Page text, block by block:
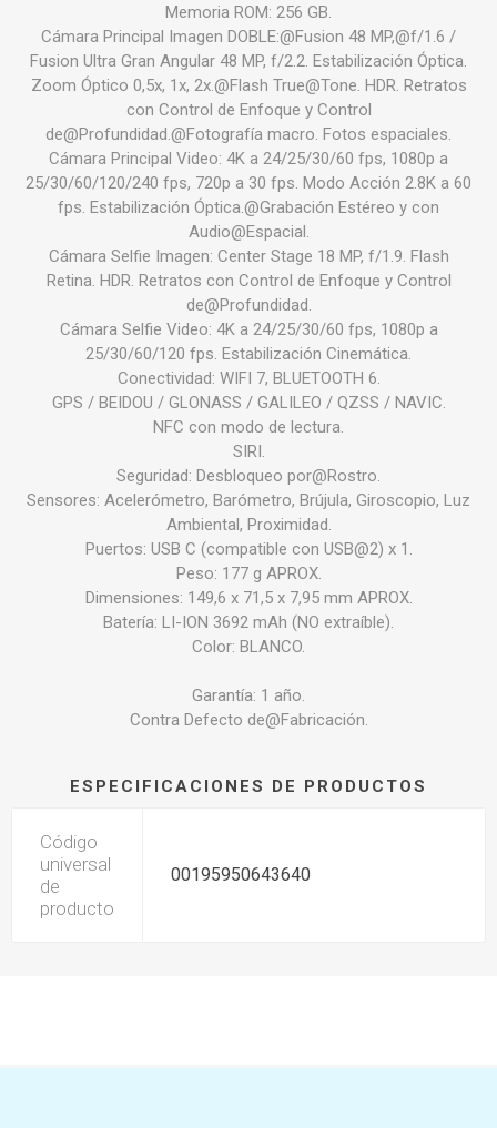
Memoria ROM: 256 GB.
Cámara Principal Imagen DOBLE:@Fusion 48 MP,@f/1.6 /
Fusion Ultra Gran Angular 48 MP, f/2.2. Estabilización Óptica.
Zoom Óptico 0,5x, 1x, 2x.@Flash True@Tone. HDR. Retratos
con Control de Enfoque y Control
de@Profundidad.@Fotografía macro. Fotos espaciales.
Cámara Principal Video: 4K a 24/25/30/60 fps, 1080p a
25/30/60/120/240 fps, 720p a 30 fps. Modo Acción 2.8K a 60
fps. Estabilización Óptica.@Grabación Estéreo y con
Audio@Espacial.
Cámara Selfie Imagen: Center Stage 18 MP, f/1.9. Flash
Retina. HDR. Retratos con Control de Enfoque y Control
de@Profundidad.
Cámara Selfie Video: 4K a 24/25/30/60 fps, 1080p a
25/30/60/120 fps. Estabilización Cinemática.
Conectividad: WIFI 7, BLUETOOTH 6.
GPS / BEIDOU / GLONASS / GALILEO / QZSS / NAVIC.
NFC con modo de lectura.
SIRI.
Seguridad: Desbloqueo por@Rostro.
Sensores: Acelerómetro, Barómetro, Brújula, Giroscopio, Luz
Ambiental, Proximidad.
Puertos: USB C (compatible con USB@2) x 1.
Peso: 177 g APROX.
Dimensiones: 149,6 x 71,5 x 7,95 mm APROX.
Batería: LI-ION 3692 mAh (NO extraíble).
Color: BLANCO.
Garantía: 1 año.
Contra Defecto de@Fabricación.
ESPECIFICACIONES DE PRODUCTOS
Código
universal
de
producto
00195950643640